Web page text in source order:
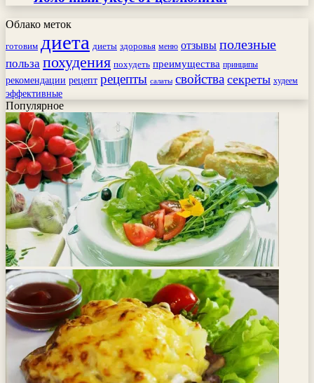
Облако меток
готовим диета диеты здоровья меню отзывы полезные
польза похудения похудеть преимущества принципы
рекомендации рецепт рецепты салаты свойства секреты худеем
эффективные
Популярное